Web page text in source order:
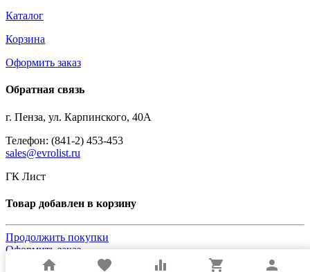
Каталог
Корзина
Оформить заказ
Обратная связь
г. Пенза, ул. Карпинского, 40А
Телефон: (841-2) 453-453
sales@evrolist.ru
ГК Лист
Товар добавлен в корзину
Продолжить покупки
Оформить заказ
home favorite equalizer shopping_cart person